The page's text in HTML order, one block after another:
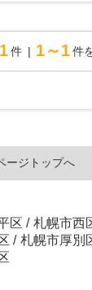
1 件 1～1 件
ージトップへ
区 / 札幌市西
/ 札幌市厚別